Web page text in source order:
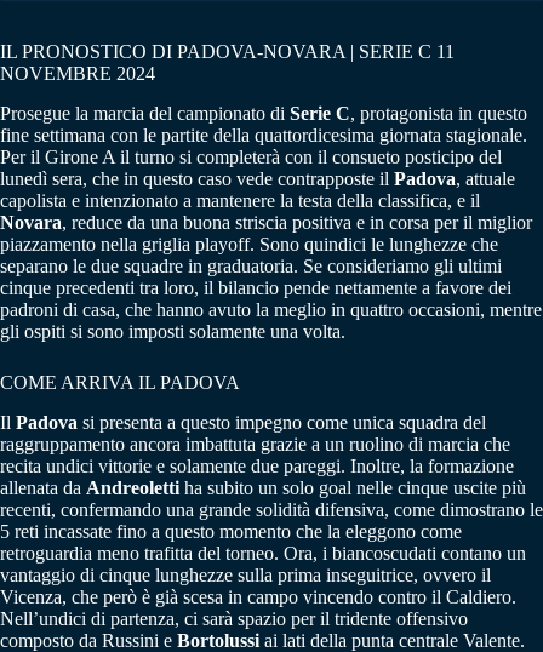
IL PRONOSTICO DI PADOVA-NOVARA | SERIE C 11
NOVEMBRE 2024
Prosegue la marcia del campionato di Serie C, protagonista in questo
fine settimana con le partite della quattordicesima giornata stagionale.
Per il Girone A il turno si completerà con il consueto posticipo del
lunedì sera, che in questo caso vede contrapposte il Padova, attuale
capolista e intenzionato a mantenere la testa della classifica, e il
Novara, reduce da una buona striscia positiva e in corsa per il miglior
piazzamento nella griglia playoff. Sono quindici le lunghezze che
separano le due squadre in graduatoria. Se consideriamo gli ultimi
cinque precedenti tra loro, il bilancio pende nettamente a favore dei
padroni di casa, che hanno avuto la meglio in quattro occasioni, mentre
gli ospiti si sono imposti solamente una volta.
COME ARRIVA IL PADOVA
Il Padova si presenta a questo impegno come unica squadra del
raggruppamento ancora imbattuta grazie a un ruolino di marcia che
recita undici vittorie e solamente due pareggi. Inoltre, la formazione
allenata da Andreoletti ha subito un solo goal nelle cinque uscite più
recenti, confermando una grande solidità difensiva, come dimostrano le
5 reti incassate fino a questo momento che la eleggono come
retroguardia meno trafitta del torneo. Ora, i biancoscudati contano un
vantaggio di cinque lunghezze sulla prima inseguitrice, ovvero il
Vicenza, che però è già scesa in campo vincendo contro il Caldiero.
Nell’undici di partenza, ci sarà spazio per il tridente offensivo
composto da Russini e Bortolussi ai lati della punta centrale Valente.